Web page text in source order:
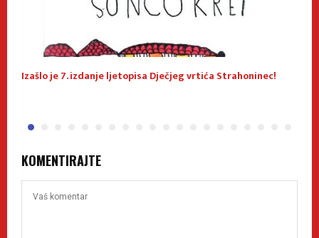
Izašlo je 7. izdanje ljetopisa Dječjeg vrtića Strahoninec!
KOMENTIRAJTE